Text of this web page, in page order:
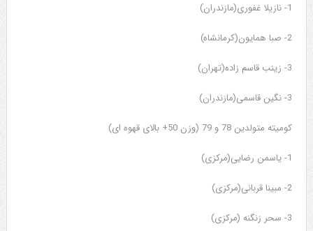
1- نازیلا غفوری(مازندران)
2- صبا همایون(کرمانشاه)
3- زینب قاسم زاده(تهران)
3- نگین قاسمی(مازندران)
کومیته متولدین 78 و 79 (وزن 50+ بالای قهوه ای)
1- یاسمن رضایی(مرکزی)
2- مبینا قربانی(مرکزی)
3- سحر زنگنه (مرکزی)